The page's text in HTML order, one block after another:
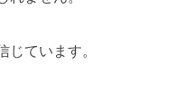
じています。